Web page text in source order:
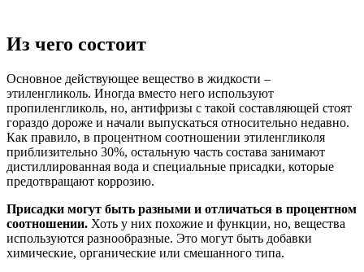
Из чего состоит
Основное действующее вещество в жидкости –
этиленгликоль. Иногда вместо него используют
пропиленгликоль, но, антифризы с такой составляющей стоят
гораздо дороже и начали выпускаться относительно недавно.
Как правило, в процентном соотношении этиленгликоля
приблизительно 30%, остальную часть состава занимают
дистиллированная вода и специальные присадки, которые
предотвращают коррозию.
Присадки могут быть разными и отличаться в процентном
соотношении. Хоть у них похожие и функции, но, вещества
используются разнообразные. Это могут быть добавки
химические, органические или смешанного типа.